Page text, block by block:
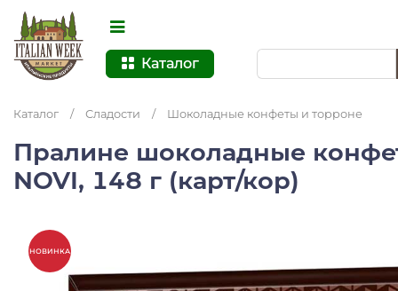
Каталог
Каталог / Сладости / Шоколадные конфеты и торроне
Пралине шоколадные
NOVI, 148 г (карт/кор)
НОВИНКА